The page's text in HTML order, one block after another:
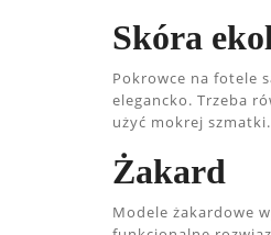
Skóra
Pokrowce na fotele
elegancko. Trzeba
użyć mokrej
Żakard
Modele żakardowe